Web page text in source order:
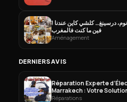
درسينغ… كلشي كاين عندنا !
فين ما كنت فالمغرب
Aménagement
DERNIERS AVIS
Réparation Experte
Marrakech : Votre
Réparations